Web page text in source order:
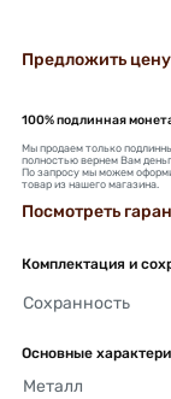
Предложить цену
100% подлинная
Мы продаем только
полностью вернем Вам
По запросу мы можем
товар из нашего магазина.
Посмотреть
Комплектация и
Сохранность
Основные
Металл